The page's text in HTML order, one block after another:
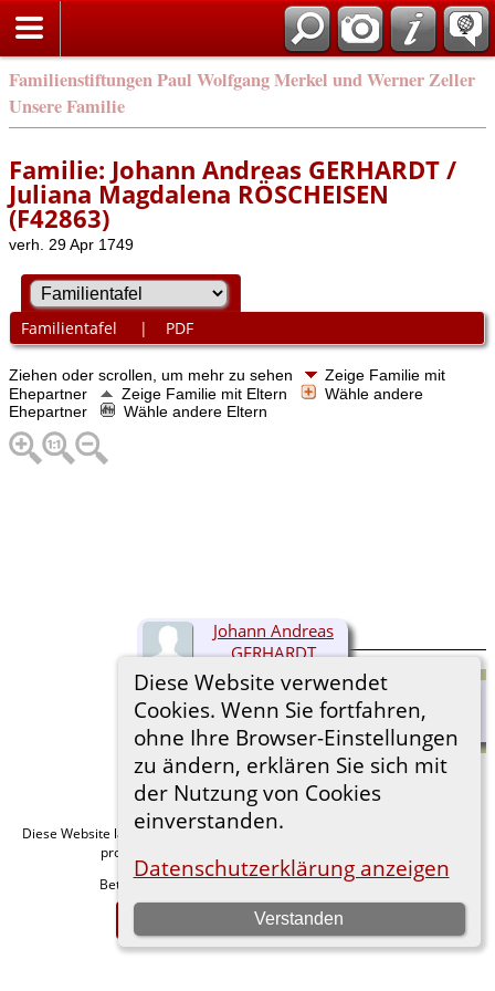
Familienstiftungen Paul Wolfgang Merkel und Werner Zeller
Unsere Familie
Diese Website verwendet
Cookies. Wenn Sie fortfahren,
ohne Ihre Browser-Einstellungen
zu ändern, erklären Sie sich mit
der Nutzung von Cookies
einverstanden.
Datenschutzerklärung anzeigen
Verstanden
Familie: Johann Andreas GERHARDT /
Juliana Magdalena RÖSCHEISEN
(F42863)
verh. 29 Apr 1749
Familientafel | PDF
Ziehen oder scrollen, um mehr zu sehen
Zeige Familie mit
Ehepartner
Zeige Familie mit Eltern
Wähle andere
Ehepartner
Wähle andere Eltern
Johann Andreas
GERHARDT
(1721- )
Diese Website läuft mit The Next Generation of Genealogy Sitebuilding
programmiert von Darrin Lythgoe © 2001-2026.
Betreut von
. | Datenschutzerklärung .
Zur Desktop-Webseite wechseln